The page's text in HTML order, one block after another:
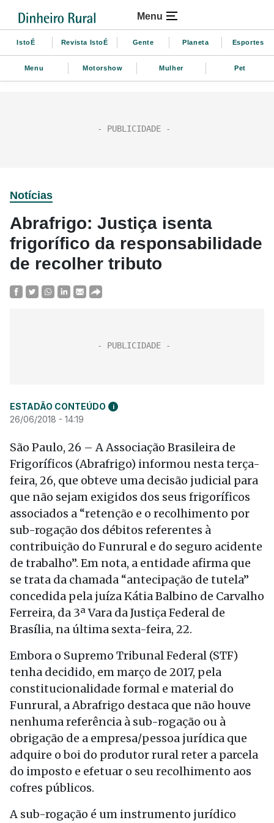
Menu
IstoÉ Revista IstoÉ Gente Planeta Esportes
Menu Motorshow Mulher Pet
Notícias
Abrafrigo: Justiça isenta
frigorífico da responsabilidade
de recolher tributo
ESTADÃO CONTEÚDO i
26/06/2018 - 14:19
São Paulo, 26 – A Associação Brasileira de
Frigoríficos (Abrafrigo) informou nesta terça-
feira, 26, que obteve uma decisão judicial para
que não sejam exigidos dos seus frigoríficos
associados a “retenção e o recolhimento por
sub-rogação dos débitos referentes à
contribuição do Funrural e do seguro acidente
de trabalho”. Em nota, a entidade afirma que
se trata da chamada “antecipação de tutela”
concedida pela juíza Kátia Balbino de Carvalho
Ferreira, da 3ª Vara da Justiça Federal de
Brasília, na última sexta-feira, 22.
Embora o Supremo Tribunal Federal (STF)
tenha decidido, em março de 2017, pela
constitucionalidade formal e material do
Funrural, a Abrafrigo destaca que não houve
nenhuma referência à sub-rogação ou à
obrigação de a empresa/pessoa jurídica que
adquire o boi do produtor rural reter a parcela
do imposto e efetuar o seu recolhimento aos
cofres públicos.
A sub-rogação é um instrumento jurídico